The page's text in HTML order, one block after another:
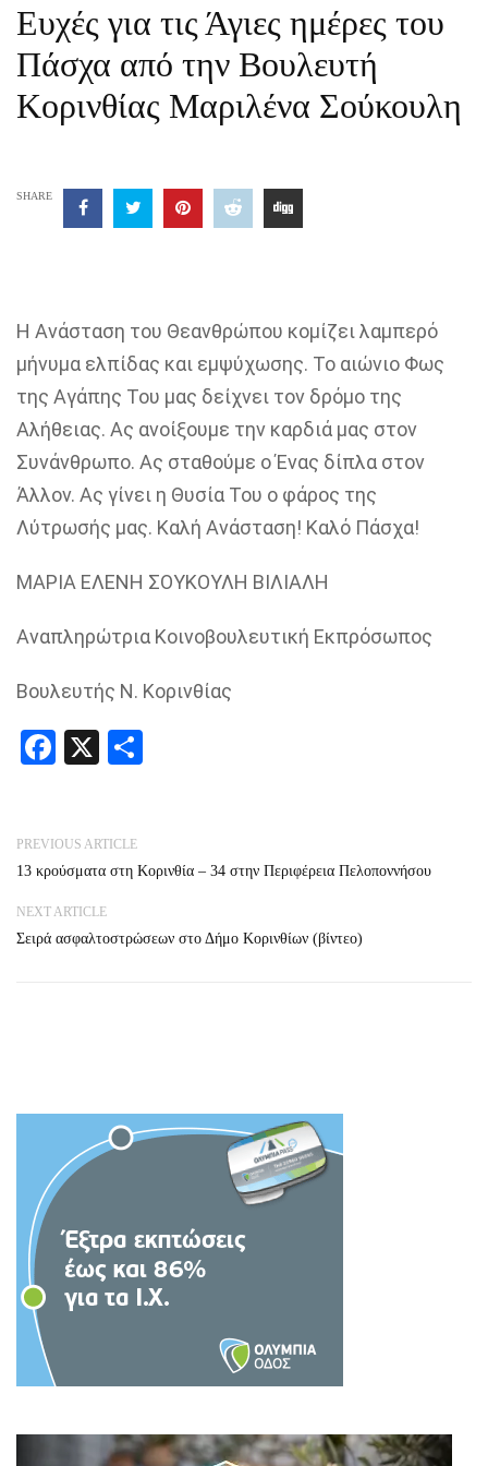
Ευχές για τις Άγιες ημέρες του
Πάσχα από την Βουλευτή
Κορινθίας Μαριλένα Σούκουλη
SHARE
Η Ανάσταση του Θεανθρώπου κομίζει λαμπερό
μήνυμα ελπίδας και εμψύχωσης. Το αιώνιο Φως
της Αγάπης Του μας δείχνει τον δρόμο της
Αλήθειας. Ας ανοίξουμε την καρδιά μας στον
Συνάνθρωπο. Ας σταθούμε ο Ένας δίπλα στον
Άλλον. Ας γίνει η Θυσία Του ο φάρος της
Λύτρωσής μας. Καλή Ανάσταση! Καλό Πάσχα!​
ΜΑΡΙΑ ΕΛΕΝΗ ΣΟΥΚΟΥΛΗ ΒΙΛΙΑΛΗ
Αναπληρώτρια Κοινοβουλευτική Εκπρόσωπος
Βουλευτής Ν. Κορινθίας
Facebook
X
PREVIOUS ARTICLE
13 κρούσματα στη Κορινθία – 34 στην Περιφέρεια Πελοποννήσου
NEXT ARTICLE
Σειρά ασφαλτοστρώσεων στο Δήμο Κορινθίων (βίντεο)